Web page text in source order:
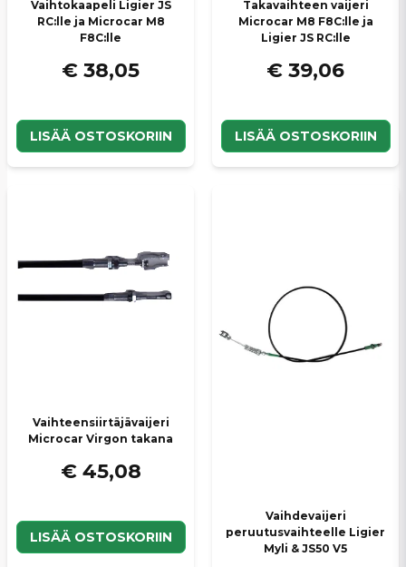
Vaihtokaapeli Ligier JS
RC:lle ja Microcar M8
F8C:lle
€ 38,05
LISÄÄ OSTOSKORIIN
Takavaihteen vaijeri
Microcar M8 F8C:lle ja
Ligier JS RC:lle
€ 39,06
LISÄÄ OSTOSKORIIN
Vaihteensiirtäjävaijeri
Microcar Virgon takana
€ 45,08
LISÄÄ OSTOSKORIIN
Vaihdevaijeri
peruutusvaihteelle Ligier
Myli & JS50 V5